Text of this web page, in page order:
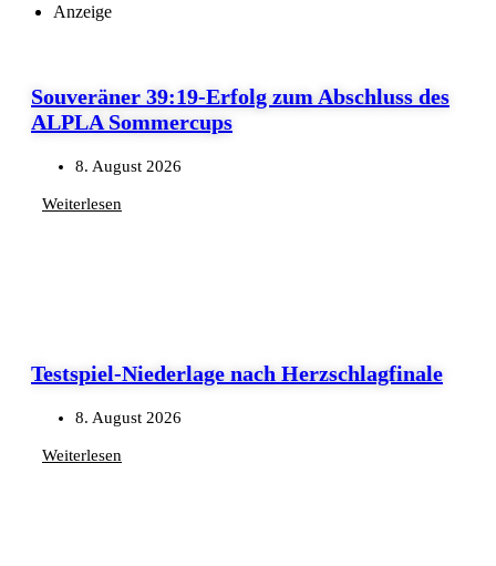
Anzeige
Souveräner 39:19-Erfolg zum Abschluss des
ALPLA Sommercups
8. August 2026
Weiterlesen
Testspiel-Niederlage nach Herzschlagfinale
8. August 2026
Weiterlesen